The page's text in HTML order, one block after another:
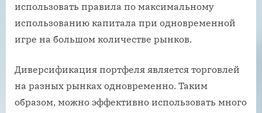
использовать правила по максимальному
использованию капитала при одновременной
игре на большом количестве рынков.
Диверсификация портфеля является торговлей
на разных рынках одновременно. Таким
образом, можно эффективно использовать много